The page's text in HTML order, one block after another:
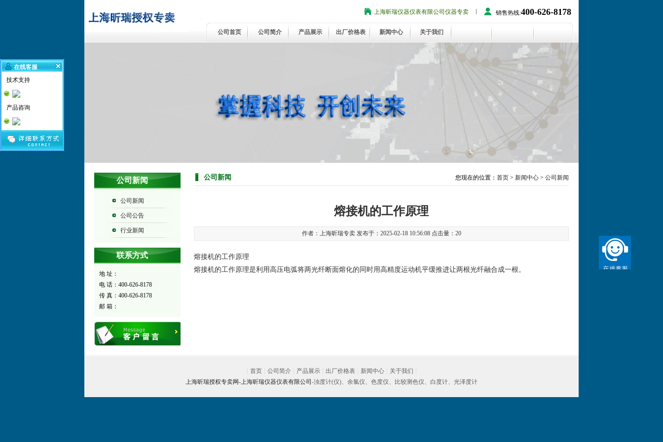
上海昕瑞仪器仪表有限公司仪器专卖 销售热线:400-626-8178
公司首页 公司简介 产品展示 出厂价格表 新闻中心 关于我们
公司新闻
公司新闻
公司公告
行业新闻
联系方式
地 址：
电 话：400-626-8178
传 真：400-626-8178
邮 箱：
公司新闻 您现在的位置： 首页 > 新闻中心 > 公司新闻
熔接机的工作原理
作者：上海昕瑞专卖 发布于：2025-02-18 10:56:08 点击量： 20
熔接机的工作原理
熔接机的工作原理是利用高压电弧将两光纤断面熔化的同时用高精度运动机平缓推进让两根光纤融合成一根。
首页 公司简介 产品展示 出厂价格表 新闻中心
关于我们
上海昕瑞授权专卖网-上海昕瑞仪器仪表有限公司 -浊度计(仪)、余氯仪、色度仪、比较测色仪、白度计、光泽度计
在线客服
技术支持
产品咨询